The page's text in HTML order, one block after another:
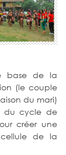
base de la
(le couple
du mari)
du cycle de
créer une
de la